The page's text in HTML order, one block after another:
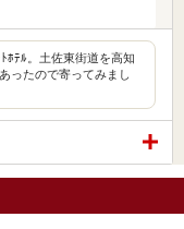
ﾎﾃﾙ。土佐東街道を高知
ったので寄ってみまし